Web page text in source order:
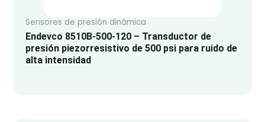
Sensores de presión dinámica
Endevco 8510B-500-120 – Transductor de
presión piezorresistivo de 500 psi para ruido de
alta intensidad